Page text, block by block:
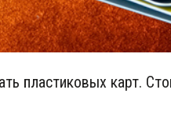
пластиковых карт.